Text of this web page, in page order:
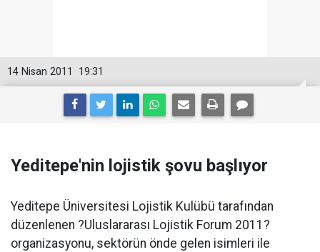
19:31
14 Nisan 2011
Yeditepe'nin lojistik şovu başlıyor
Yeditepe Üniversitesi Lojistik Kulübü tarafından
düzenlenen ?Uluslararası Lojistik Forum 2011?
organizasyonu, sektörün önde gelen isimleri ile